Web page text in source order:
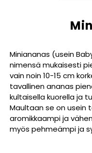
Miniananas (usein
nimensä mukaisesti
vain noin 10-15 cm
tavallinen ananas
kultaisella kuorella ja
Maultaan se on usein
aromikkaampi ja
myös pehmeämpi ja